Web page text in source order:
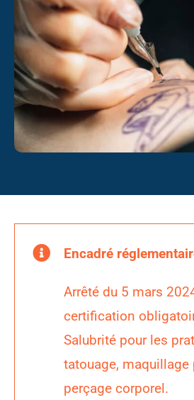
Encadré
Arrêté du 5 mars
certification
Salubrité pour les
tatouage, maquillage
perçage corporel.